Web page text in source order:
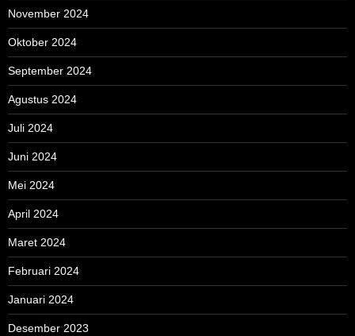
November 2024
Oktober 2024
September 2024
Agustus 2024
Juli 2024
Juni 2024
Mei 2024
April 2024
Maret 2024
Februari 2024
Januari 2024
Desember 2023